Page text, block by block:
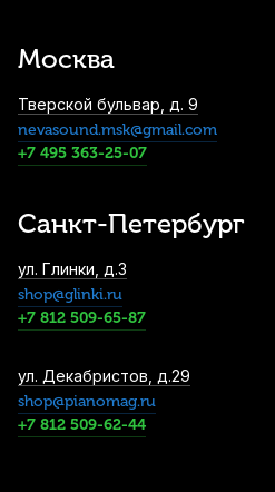
Москва
Тверской бульвар, д. 9
nevasound.msk@gmail.com
+7 495 363-25-07
Санкт-Петербург
ул. Глинки, д.3
shop@glinki.ru
+7 812 509-65-87
ул. Декабристов, д.29
shop@pianomag.ru
+7 812 509-62-44